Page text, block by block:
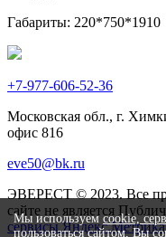
Габариты: 220*750*1910
+7-977-606-52-36
Московская обл., г.
офис 816
eve50@bk.ru
ЭВЕРЕСТ © 2023. Все
сайте не является
сервисы Яндекс.Метрика
Мы используем cookie,
пользоваться сайтом, Вы